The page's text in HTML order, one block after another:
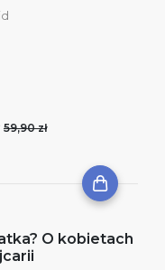
59,90 zł
O kobietach